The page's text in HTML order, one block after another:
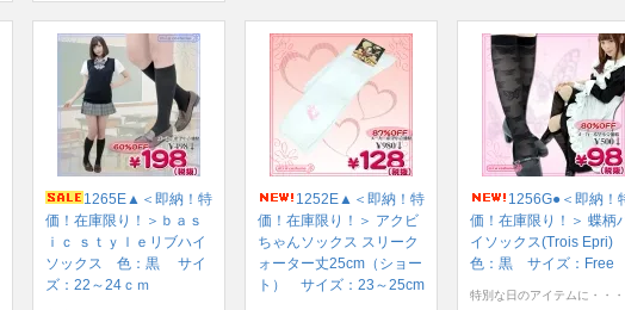
1265E▲＜即納！特
価！在庫限り！＞ｂａｓ
ｉｃ ｓｔｙｌｅリブハイ
ソックス 色：黒 サイ
ズ：22～24ｃｍ
1252E▲＜即納！特
価！在庫限り！＞ アクビ
ちゃんソックス スリーク
ォーター丈25cm（ショー
ト） サイズ：23～25cm
1256G●＜即納！
価！在庫限り！＞ 蝶柄
イソックス(Trois Epri)
色：黒 サイズ：Free
特別な日のアイテムに・・・